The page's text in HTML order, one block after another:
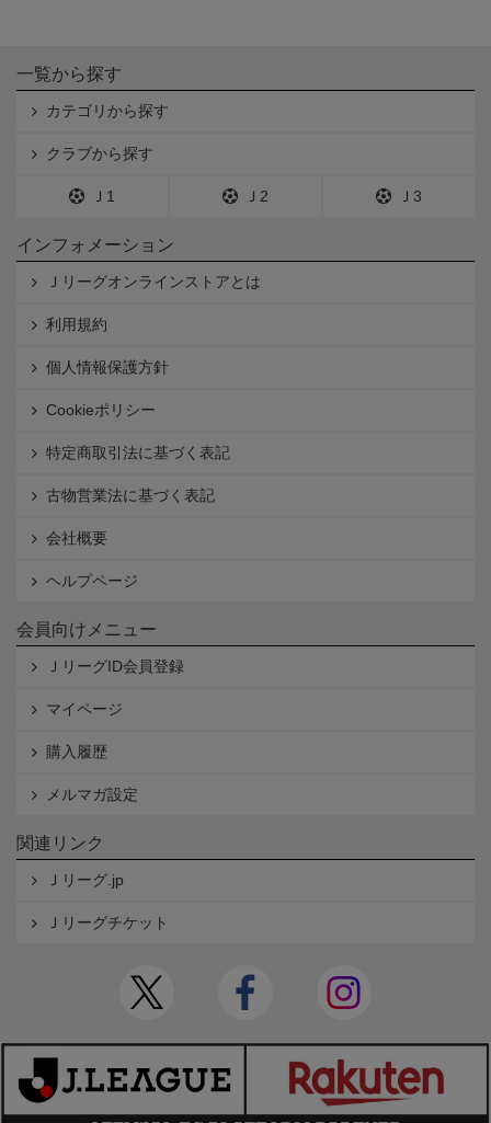
一覧から探す
カテゴリから探す
クラブから探す
Ｊ1 Ｊ2 Ｊ3
インフォメーション
Ｊリーグオンラインストアとは
利用規約
個人情報保護方針
Cookieポリシー
特定商取引法に基づく表記
古物営業法に基づく表記
会社概要
ヘルプページ
会員向けメニュー
ＪリーグID会員登録
マイページ
購入履歴
メルマガ設定
関連リンク
Ｊリーグ.jp
Ｊリーグチケット